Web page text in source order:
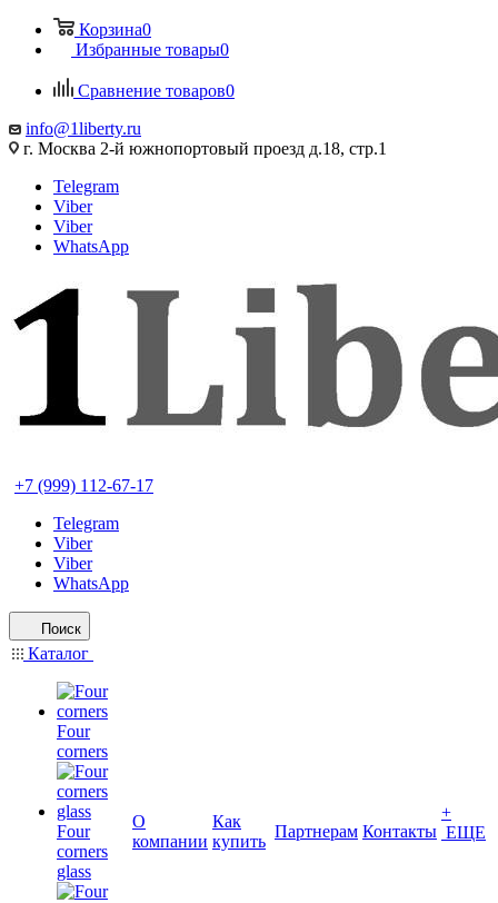
Корзина0
Избранные товары0
Сравнение товаров0
info@1liberty.ru
г. Москва 2-й южнопортовый проезд д.18, стр.1
Telegram
Viber
Viber
WhatsApp
+7 (999) 112-67-17
Telegram
Viber
Viber
WhatsApp
Поиск
Каталог
Four
corners
Four
corners
glass
О
компании
Как
купить
Партнерам Контакты
+
ЕЩЕ